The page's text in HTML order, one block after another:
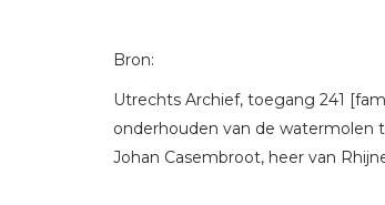
Bron:
Utrechts Archief, toegang 241
onderhouden van de watermolen
Johan Casembroot, heer van